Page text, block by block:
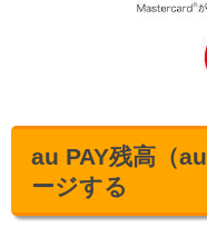
au PAY残高（
ージする